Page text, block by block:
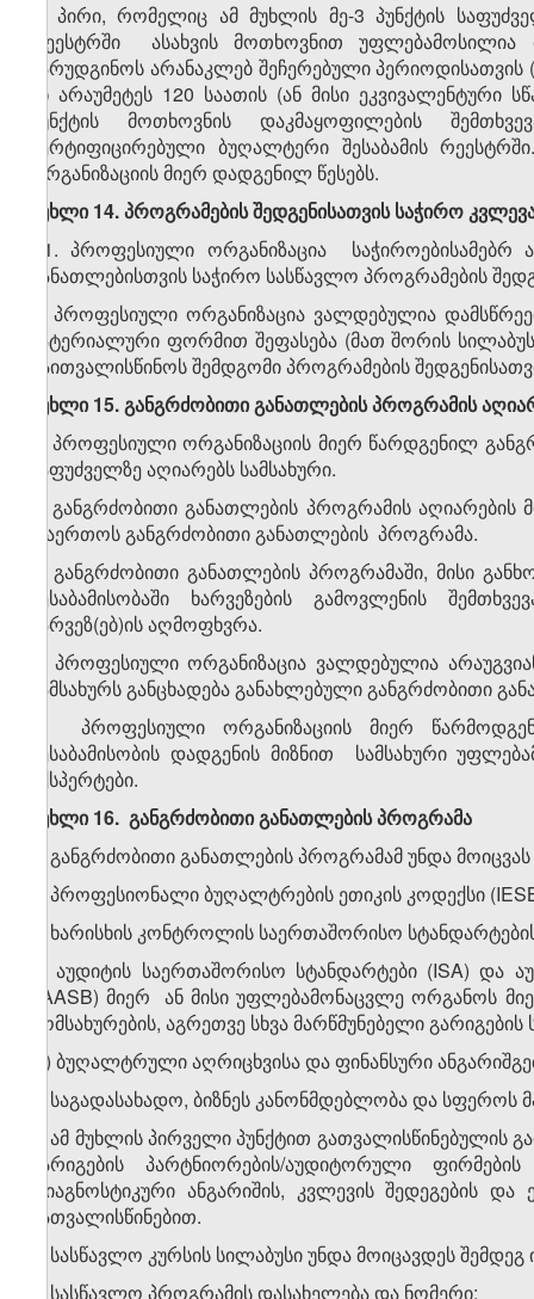
4. პირი, რომელიც ამ მუხლის მე-3 პუნქტის
რეესტრში ასახვის მოთხოვნით
წარუდგინოს არანაკლებ შეჩერებული
ან არაუმეტეს 120 საათის (ან მისი
პუნქტის მოთხოვნის დაკმაყოფილების
სერტიფიცირებული ბუღალტერი შესაბამის
ორგანიზაციის მიერ დადგენილ წესებს.
მუხლი 14. პროგრამების შედგენისათვის საჭირო
1. პროფესიული ორგანიზაცია საჭიროებისამებრ
განათლებისთვის საჭირო სასწავლო პროგრამების
2. პროფესიული ორგანიზაცია ვალდებულია
მატერიალური ფორმით შეფასება (მათ შორის
გაითვალისწინოს შემდგომი პროგრამების
მუხლი 15.განგრძობითი განათლების პროგრამის
1. პროფესიული ორგანიზაციის მიერ წარდგენილ
საფუძველზე აღიარებს სამსახური.
2. განგრძობითი განათლების პროგრამის
დაერთოს განგრძობითი განათლების პროგრამა.
3. განგრძობითი განათლების პროგრამაში, მისი
შესაბამისობაში ხარვეზების გამოვლენის
ხარვეზ(ებ)ის აღმოფხვრა.
4. პროფესიული ორგანიზაცია ვალდებულია
სამსახურს განცხადება განახლებული განგრძობითი
5. პროფესიული ორგანიზაციის მიერ
შესაბამისობის დადგენის მიზნით სამსახური
ექსპერტები.
მუხლი 16. განგრძობითი განათლების პროგრამა
1. განგრძობითი განათლების პროგრამამ უნდა
ა) პროფესიონალი ბუღალტრების ეთიკის კოდექსი
ბ) ხარისხის კონტროლის საერთაშორისო
გ) აუდიტის საერთაშორისო სტანდარტები (ISA) და
(IAASB) მიერ ან მისი უფლებამონაცვლე ორგანოს
მომსახურების, აგრეთვე სხვა მარწმუნებელი
დ) ბუღალტრული აღრიცხვისა და ფინანსური
ე) საგადასახადო, ბიზნეს კანონმდებლობა და
2. ამ მუხლის პირველი პუნქტით გათვალისწინებულის
გარიგების პარტნიორების/აუდიტორული
დიაგნოსტიკური ანგარიშის, კვლევის შედეგების
გათვალისწინებით.
3. სასწავლო კურსის სილაბუსი უნდა მოიცავდეს
ა) სასწავლო პროგრამის დასახელება და ნომერი;